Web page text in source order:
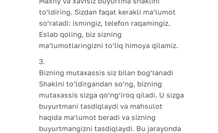
to’ldiring. Sizdan faqat kerakli ma’lumot
so’raladi: ismingiz, telefon raqamingiz.
Eslab qoling, biz sizning
ma’lumotlaringizni to’liq himoya qilamiz.
Bizning mutaxassis siz bilan bog’lanadi
Shaklni to’ldirgandan so’ng, bizning
mutaxassis sizga qo’ng’iroq qiladi. U sizga
buyurtmani tasdiqlaydi va mahsulot
haqida ma’lumot beradi va sizning
buyurtmangizni tasdiqlaydi. Bu jarayonda